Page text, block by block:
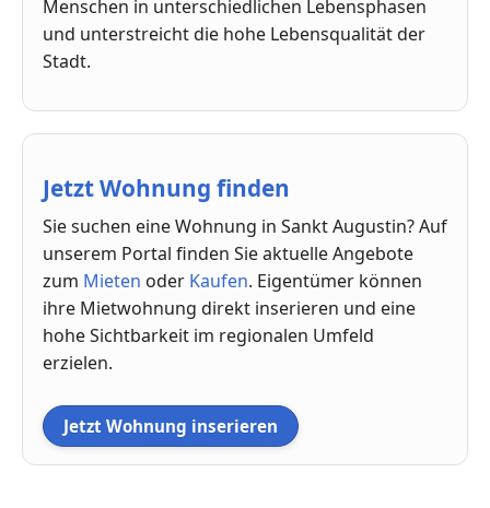
Menschen in unterschiedlichen Lebensphasen
und unterstreicht die hohe Lebensqualität der
Stadt.
Jetzt Wohnung finden
Sie suchen eine Wohnung in Sankt Augustin? Auf
unserem Portal finden Sie aktuelle Angebote
zum Mieten oder Kaufen. Eigentümer können
ihre Mietwohnung direkt inserieren und eine
hohe Sichtbarkeit im regionalen Umfeld
erzielen.
Jetzt Wohnung inserieren